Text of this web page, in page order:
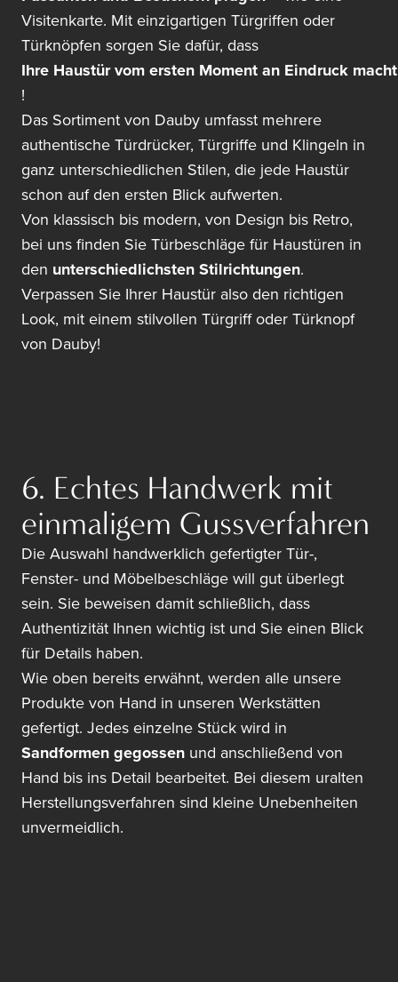
Visitenkarte. Mit einzigartigen Türgriffen oder
Türknöpfen sorgen Sie dafür, dass
Ihre Haustür vom ersten Moment an Eindruck macht
!
Das Sortiment von Dauby umfasst mehrere
authentische Türdrücker, Türgriffe und Klingeln in
ganz unterschiedlichen Stilen, die jede Haustür
schon auf den ersten Blick aufwerten.
Von klassisch bis modern, von Design bis Retro,
bei uns finden Sie Türbeschläge für Haustüren in
den unterschiedlichsten Stilrichtungen.
Verpassen Sie Ihrer Haustür also den richtigen
Look, mit einem stilvollen Türgriff oder Türknopf
von Dauby!
6. Echtes Handwerk mit
einmaligem Gussverfahren
Die Auswahl handwerklich gefertigter Tür-,
Fenster- und Möbelbeschläge will gut überlegt
sein. Sie beweisen damit schließlich, dass
Authentizität Ihnen wichtig ist und Sie einen Blick
für Details haben.
Wie oben bereits erwähnt, werden alle unsere
Produkte von Hand in unseren Werkstätten
gefertigt. Jedes einzelne Stück wird in
Sandformen gegossen und anschließend von
Hand bis ins Detail bearbeitet. Bei diesem uralten
Herstellungsverfahren sind kleine Unebenheiten
unvermeidlich.